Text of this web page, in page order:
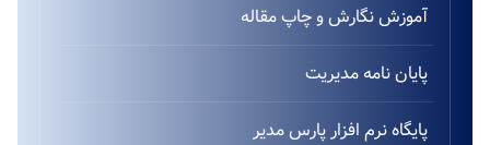
آموزش نگارش و چاپ مقاله
پایان نامه مدیریت
پایگاه نرم افزار پارس مدیر